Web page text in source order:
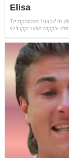
Elisa
Temptation Island in
sviluppi sulle coppie
Sabrina rifiuta il falò